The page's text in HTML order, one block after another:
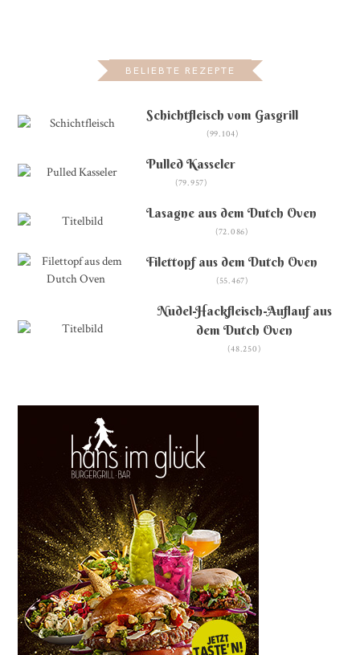
BELIEBTE REZEPTE
Schichtfleisch vom Gasgrill
(99.104)
Pulled Kasseler
(79.957)
Lasagne aus dem Dutch Oven
(72.086)
Filettopf aus dem Dutch Oven
(55.467)
Nudel-Hackfleisch-Auflauf aus
dem Dutch Oven
(48.250)